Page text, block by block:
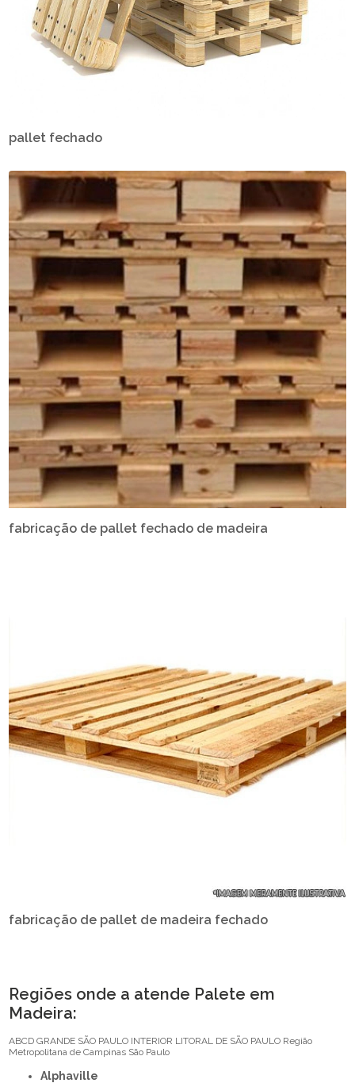
pallet fechado
fabricação de pallet fechado de madeira
fabricação de pallet de madeira fechado
Regiões onde a atende Palete em
Madeira:
ABCD GRANDE SÃO PAULO INTERIOR LITORAL DE SÃO PAULO Região
Metropolitana de Campinas São Paulo
Alphaville